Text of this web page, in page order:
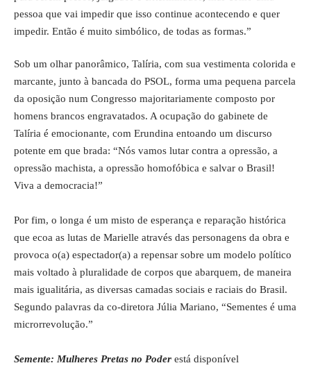
pessoa que vai impedir que isso continue acontecendo e quer
impedir. Então é muito simbólico, de todas as formas.”
Sob um olhar panorâmico, Talíria, com sua vestimenta colorida e
marcante, junto à bancada do PSOL, forma uma pequena parcela
da oposição num Congresso majoritariamente composto por
homens brancos engravatados. A ocupação do gabinete de
Talíria é emocionante, com Erundina entoando um discurso
potente em que brada: “Nós vamos lutar contra a opressão, a
opressão machista, a opressão homofóbica e salvar o Brasil!
Viva a democracia!”
Por fim, o longa é um misto de esperança e reparação histórica
que ecoa as lutas de Marielle através das personagens da obra e
provoca o(a) espectador(a) a repensar sobre um modelo político
mais voltado à pluralidade de corpos que abarquem, de maneira
mais igualitária, as diversas camadas sociais e raciais do Brasil.
Segundo palavras da co-diretora Júlia Mariano, “Sementes é uma
microrrevolução.”
Semente: Mulheres Pretas no Poder está disponível